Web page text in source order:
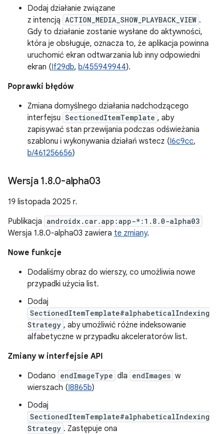
Dodaj działanie związane
z intencją ACTION_MEDIA_SHOW_PLAYBACK_VIEW .
Gdy to działanie zostanie wysłane do aktywności,
która je obsługuje, oznacza to, że aplikacja powinna
uruchomić ekran odtwarzania lub inny odpowiedni
ekran (If29db, b/455949944).
Poprawki błędów
Zmiana domyślnego działania nadchodzącego
interfejsu SectionedItemTemplate , aby
zapisywać stan przewijania podczas odświeżania
szablonu i wykonywania działań wstecz (I6c9cc,
b/461256656)
Wersja 1.8.0-alpha03
19 listopada 2025 r.
Publikacja androidx.car.app:app-*:1.8.0-alpha03
Wersja 1.8.0-alpha03 zawiera te zmiany.
Nowe funkcje
Dodaliśmy obraz do wierszy, co umożliwia nowe
przypadki użycia list.
Dodaj
SectionedItemTemplate#alphabeticalIndexing
Strategy , aby umożliwić różne indeksowanie
alfabetyczne w przypadku akceleratorów list.
Zmiany w interfejsie API
Dodano endImageType dla endImages w
wierszach (I8865b)
Dodaj
SectionedItemTemplate#alphabeticalIndexing
Strategy . Zastępuje ona